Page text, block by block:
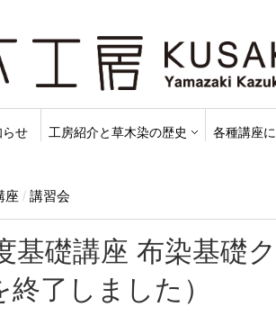
らせ 工房紹介と草木染の歴史 各種講座
座 / 講習会
基礎講座 布染基礎
終了しました）